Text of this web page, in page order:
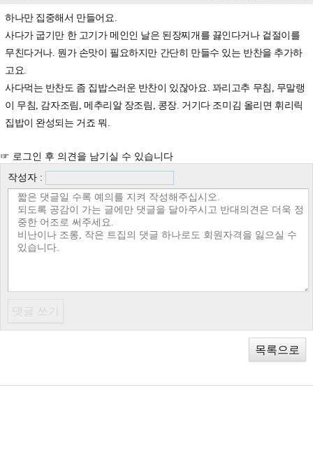
하나만 집중해서 만들어요.
사다가 굽기만 한 고기가 메인인 날은 된장찌개를 끓인다거나 겉절이를
무친다거나. 뭔가 손맛이 필요하지만 간단히 만들수 있는 반찬을 추가하
고요.
사다먹는 반찬도 좀 집밥스러운 반찬이 있잖아요. 꽈리고추 무침, 무말랭
이 무침, 감자조림, 메추리알 장조림, 콩장. 거기다 조미김 올리면 휘리릭
집밥이 완성되는 거죠 뭐.
☞ 로그인 후 의견을 남기실 수 있습니다
작성자 :
목록으로